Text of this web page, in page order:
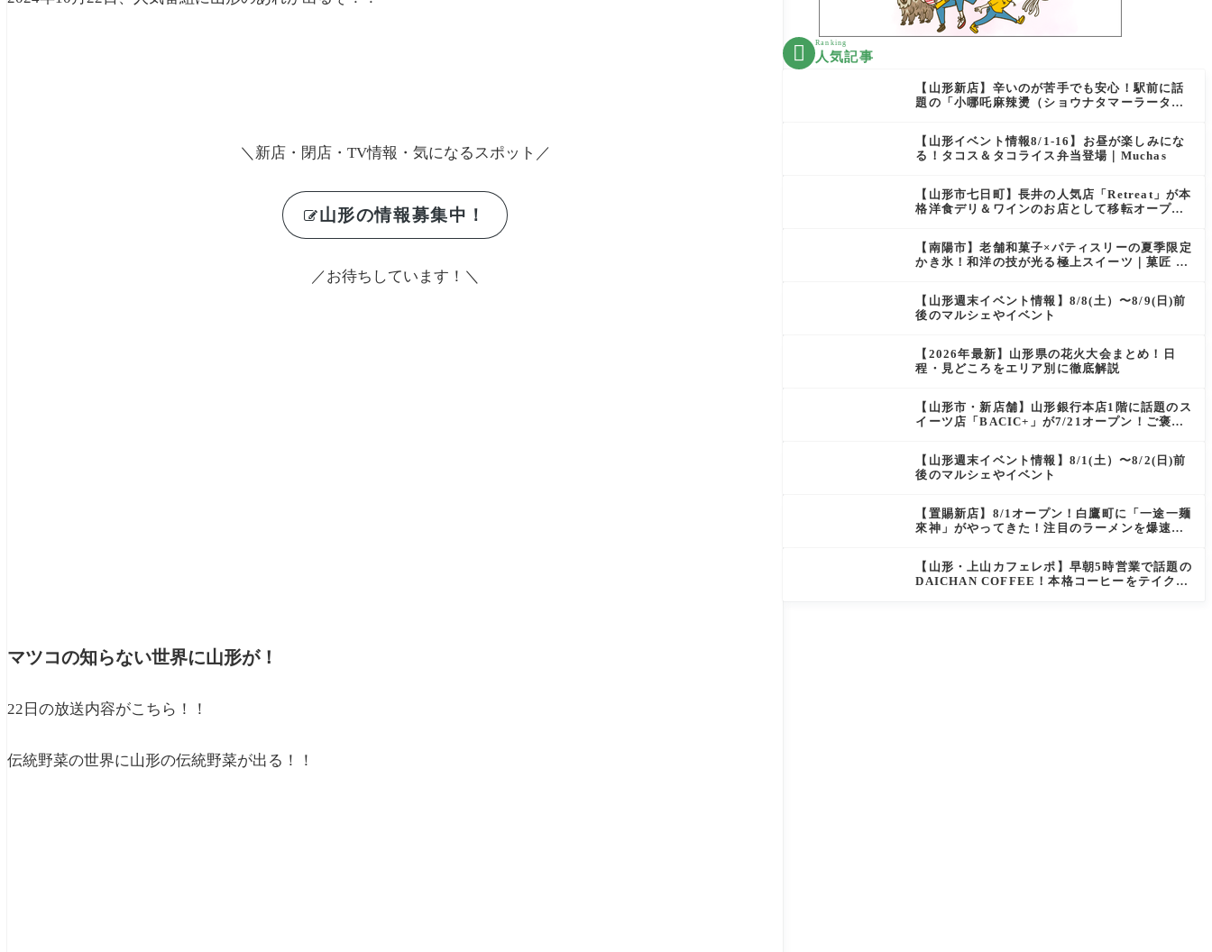
＼新店・閉店・TV情報・気になるスポット／
山形の情報募集中！
／お待ちしています！＼
マツコの知らない世界に山形が！
22日の放送内容がこちら！！
伝統野菜の世界に山形の伝統野菜が出る！！
 Ranking
人気記事
【山形新店】辛いのが苦手でも安心！駅前に話
題の「小哪吒麻辣燙（ショウナタマーラータ
【山形イベント情報8/1-16】お昼が楽しみにな
る！タコス＆タコライス弁当登場｜Muchas
【山形市七日町】長井の人気店「Retreat」が本
格洋食デリ＆ワインのお店として移転オープン
【南陽市】老舗和菓子×パティスリーの夏季限定
かき氷！和洋の技が光る極上スイーツ｜菓匠 萬
【山形週末イベント情報】8/8(土）〜8/9(日)前
後のマルシェやイベント
【2026年最新】山形県の花火大会まとめ！日
程・見どころをエリア別に徹底解説
【山形市・新店舗】山形銀行本店1階に話題のス
イーツ店「BACIC+」が7/21オープン！ご褒美
【山形週末イベント情報】8/1(土）〜8/2(日)前
後のマルシェやイベント
【置賜新店】8/1オープン！白鷹町に「一途一麺
來神」がやってきた！注目のラーメンを爆速実
【山形・上山カフェレポ】早朝5時営業で話題の
DAICHAN COFFEE！本格コーヒーをテイクア